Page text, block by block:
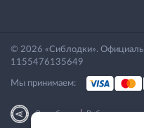
© 2026 «Сиблодки».
1155476135649
Мы принимаем:
Разработка|Веб-аналитика